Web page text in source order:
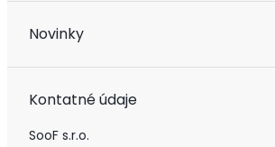
Novinky
Kontatné údaje
SooF s.r.o.